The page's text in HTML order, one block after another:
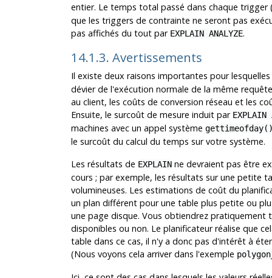
entier. Le temps total passé dans chaque
que les triggers de contrainte ne seront pas
pas affichés du tout par EXPLAIN ANALYZE.
14.1.3. Avertissements
Il existe deux raisons importantes pour
dévier de l'exécution normale de la même
au client, les coûts de conversion réseau et les
Ensuite, le surcoût de mesure induit par EXPLAIN
machines avec un appel système
le surcoût du calcul du temps sur votre système.
Les résultats de EXPLAINne devraient pas être
cours ; par exemple, les résultats sur une petite
volumineuses. Les estimations de coût du
un plan différent pour une table plus petite ou
une page disque. Vous obtiendrez
disponibles ou non. Le planificateur réalise que
table dans ce cas, il n'y a donc pas d'intérêt à
(Nous voyons cela arriver dans l'exemple